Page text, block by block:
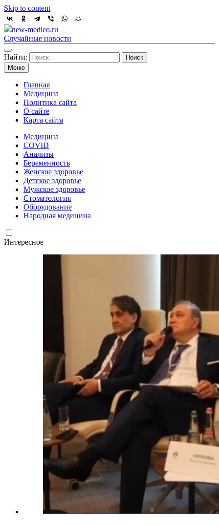
Skip to content
new-medico.ru
Случайные новости
Найти:
Меню
Главная
Медицина
Политика сайта
О сайте
Карта сайта
Медицина
COVID
Анализы
Беременность
Женское здоровье
Детское здоровье
Мужское здоровье
Стоматология
Оборудование
Народная медицина
Интересное